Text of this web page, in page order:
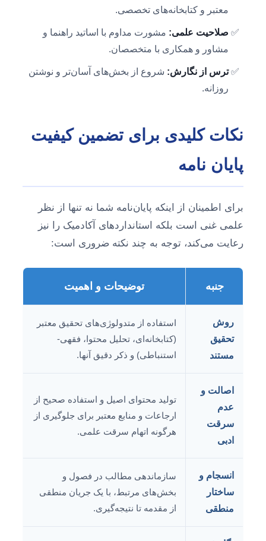
معتبر و کتابخانه‌های تخصصی.
صلاحیت علمی: مشورت مداوم با اساتید راهنما و
مشاور و همکاری با متخصصان.
ترس از نگارش: شروع از بخش‌های آسان‌تر و نوشتن
روزانه.
نکات کلیدی برای تضمین کیفیت
پایان نامه
برای اطمینان از اینکه پایان‌نامه شما نه تنها از نظر
علمی غنی است بلکه استانداردهای آکادمیک را نیز
رعایت می‌کند، توجه به چند نکته ضروری است:
جنبه توضیحات و اهمیت
روش
تحقیق
مستند
استفاده از متدولوژی‌های تحقیق معتبر
(کتابخانه‌ای، تحلیل محتوا، فقهی-
استنباطی) و ذکر دقیق آنها.
اصالت و
عدم
سرقت
ادبی
تولید محتوای اصیل و استفاده صحیح از
ارجاعات و منابع معتبر برای جلوگیری از
هرگونه اتهام سرقت علمی.
انسجام و
ساختار
منطقی
سازماندهی مطالب در فصول و
بخش‌های مرتبط، با یک جریان منطقی
از مقدمه تا نتیجه‌گیری.